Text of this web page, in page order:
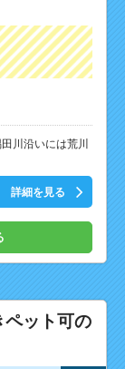
川沿いには荒川
詳細を見る
ペット可の